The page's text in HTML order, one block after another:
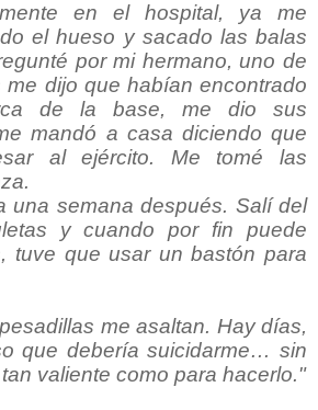
en el hospital, ya me
el hueso y sacado las balas
por mi hermano, uno de
me dijo que habían encontrado
de la base, me dio sus
mandó a casa diciendo que
al ejército. Me tomé las
una semana después. Salí del
y cuando por fin puede
tuve que usar un bastón para
me asaltan. Hay días,
que debería suicidarme… sin
valiente como para hacerlo."